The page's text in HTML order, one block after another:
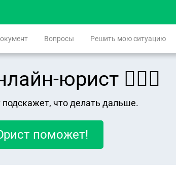
Вопросы Решить мою ситуацию
юрист 👨🏻‍⚖️
что делать дальше.
поможет!